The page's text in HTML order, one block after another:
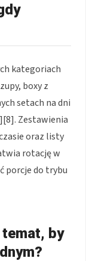
kategoriach
boxy z
setach na dni
Zestawienia
oraz listy
rotację w
porcje do trybu
by